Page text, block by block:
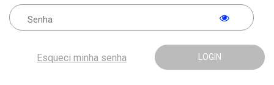
LOGIN
Esqueci minha senha